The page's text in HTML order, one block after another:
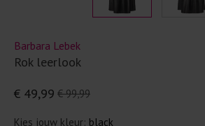
Barbara Lebek
Rok leerlook
€ 99,99
€ 49,99
Kies jouw kleur: black